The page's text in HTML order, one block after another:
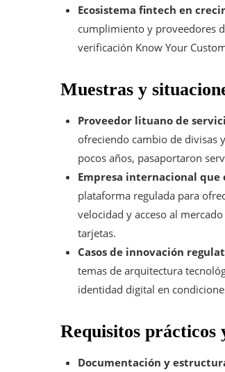
Ecosistema fintech en
cumplimiento y proveedores
verificación Know Your
Muestras y
Proveedor lituano de
ofreciendo cambio de divisas
pocos años, pasaportaron
Empresa internacional
plataforma regulada para
velocidad y acceso al
tarjetas.
Casos de innovación
temas de arquitectura
identidad digital en
Requisitos prácticos
Documentación y